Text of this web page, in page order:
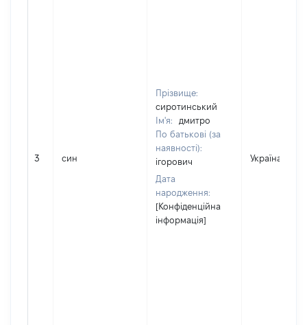
3 син
Прізвище:
сиротинський
Ім'я:
дмитро
По батькові (за
наявності):
ігорович
Дата
народження:
[Конфіденційна
інформація]
Україна